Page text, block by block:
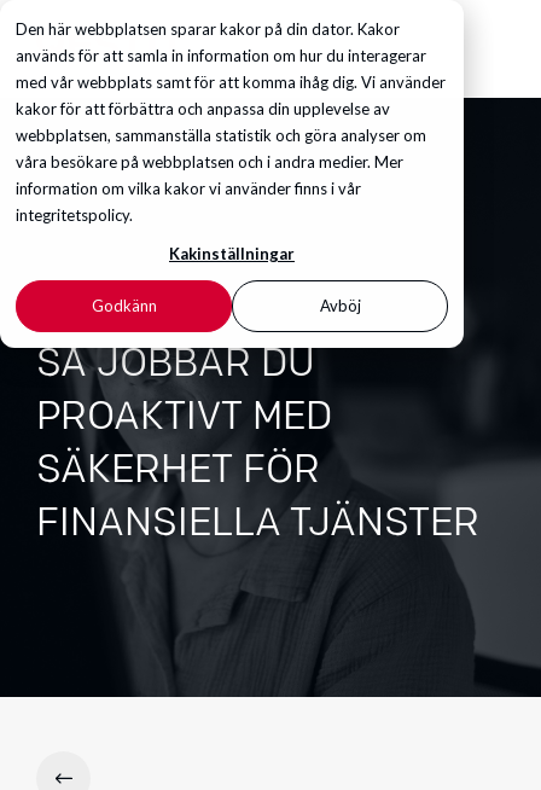
Den här webbplatsen sparar kakor på din dator. Kakor
används för att samla in information om hur du interagerar
med vår webbplats samt för att komma ihåg dig. Vi använder
kakor för att förbättra och anpassa din upplevelse av
webbplatsen, sammanställa statistik och göra analyser om
våra besökare på webbplatsen och i andra medier. Mer
information om vilka kakor vi använder finns i vår
integritetspolicy.
Kakinställningar
Godkänn Avböj
SÅ JOBBAR DU
PROAKTIVT MED
SÄKERHET FÖR
FINANSIELLA TJÄNSTER